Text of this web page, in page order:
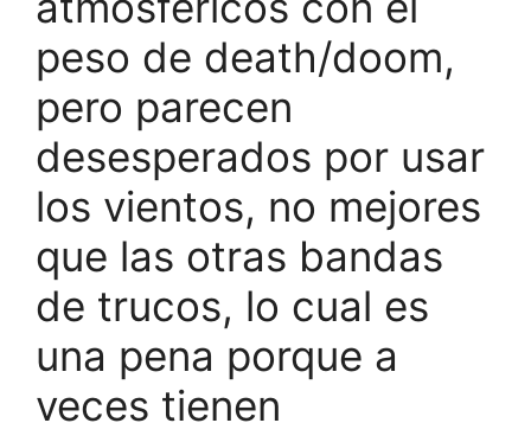
peso de death/doom,
pero parecen
desesperados por usar
los vientos, no mejores
que las otras bandas
de trucos, lo cual es
una pena porque a
veces tienen